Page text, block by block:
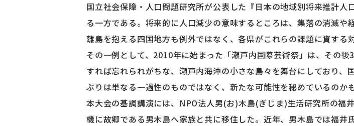
国立社会保障・人口問題研究所が公表した『日本の地域別将来推計
る一方である。将来的に人口減少の意味するところは、集落の消滅
離島を抱える四国地方も例外ではなく、各県がこれらの課題に資する
その一例として、2010年に始まった「瀬戸内国際芸術祭」は、その
すれば忘れられがちな、瀬戸内海沖の小さな島々を舞台にしており
ぶりは単なる一過性のものではなく、新たな可能性を秘めているのか
本大会の基調講演には、NPO法人男(お)木島(ぎじま)生活研究所の福
機に故郷である男木島へ家族と共に移住した。近年、男木島では福